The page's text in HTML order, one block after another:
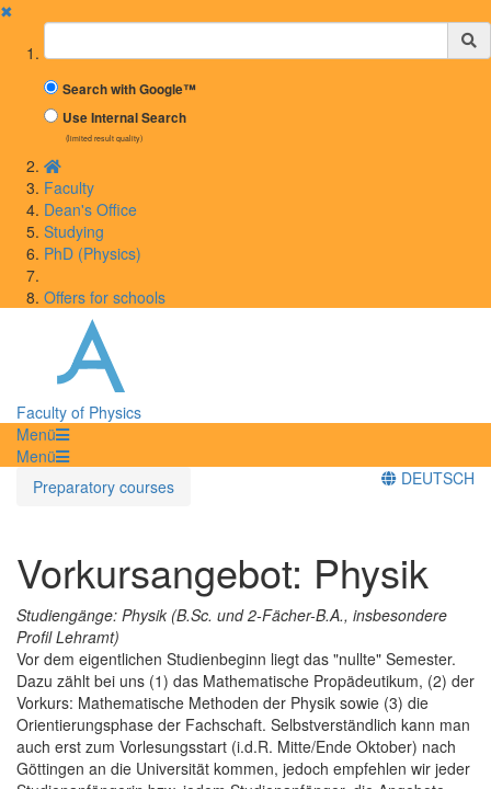
✖
Suchbegriff
Search with Google™
Use Internal Search
(limited result quality)
Faculty
Dean's Office
Studying
PhD (Physics)
Offers for schools
Faculty of Physics
Menü
Menü
Preparatory courses
DEUTSCH
Vorkursangebot: Physik
Studiengänge: Physik (B.Sc. und 2-Fächer-B.A., insbesondere
Profil Lehramt)
Vor dem eigentlichen Studienbeginn liegt das "nullte" Semester.
Dazu zählt bei uns (1) das Mathematische Propädeutikum, (2) der
Vorkurs: Mathematische Methoden der Physik sowie (3) die
Orientierungsphase der Fachschaft. Selbstverständlich kann man
auch erst zum Vorlesungsstart (i.d.R. Mitte/Ende Oktober) nach
Göttingen an die Universität kommen, jedoch empfehlen wir jeder